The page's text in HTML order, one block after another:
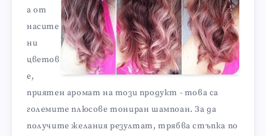
а от
насите
ни
цветов
е,
приятен аромат на този продукт - това са
големите плюсове тониран шампоан. За да
получите желания резултат, трябва стъпка по